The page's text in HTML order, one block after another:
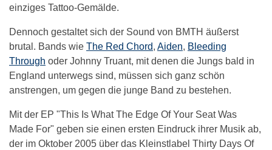
einziges Tattoo-Gemälde.
Dennoch gestaltet sich der Sound von BMTH äußerst
brutal. Bands wie The Red Chord, Aiden, Bleeding
Through oder Johnny Truant, mit denen die Jungs bald in
England unterwegs sind, müssen sich ganz schön
anstrengen, um gegen die junge Band zu bestehen.
Mit der EP "This Is What The Edge Of Your Seat Was
Made For" geben sie einen ersten Eindruck ihrer Musik ab,
der im Oktober 2005 über das Kleinstlabel Thirty Days Of